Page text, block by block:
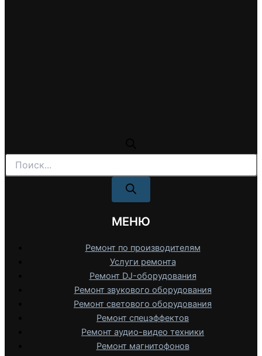
Поиск
товаров
МЕНЮ
Ремонт по производителям
Услуги ремонта
Ремонт DJ-оборудования
Ремонт звукового оборудования
Ремонт светового оборудования
Ремонт спецэффектов
Ремонт аудио-видео техники
Ремонт магнитофонов